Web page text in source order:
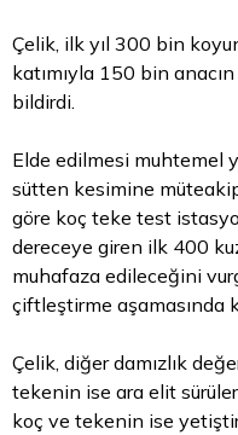
Çelik, ilk yıl 300 bin
katımıyla 150 bin
bildirdi.
Elde edilmesi muhtemel
sütten kesimine
göre koç teke test
dereceye giren ilk 400
muhafaza edileceğini
çiftleştirme aşamasında
Çelik, diğer damızlık
tekenin ise ara elit
koç ve tekenin ise